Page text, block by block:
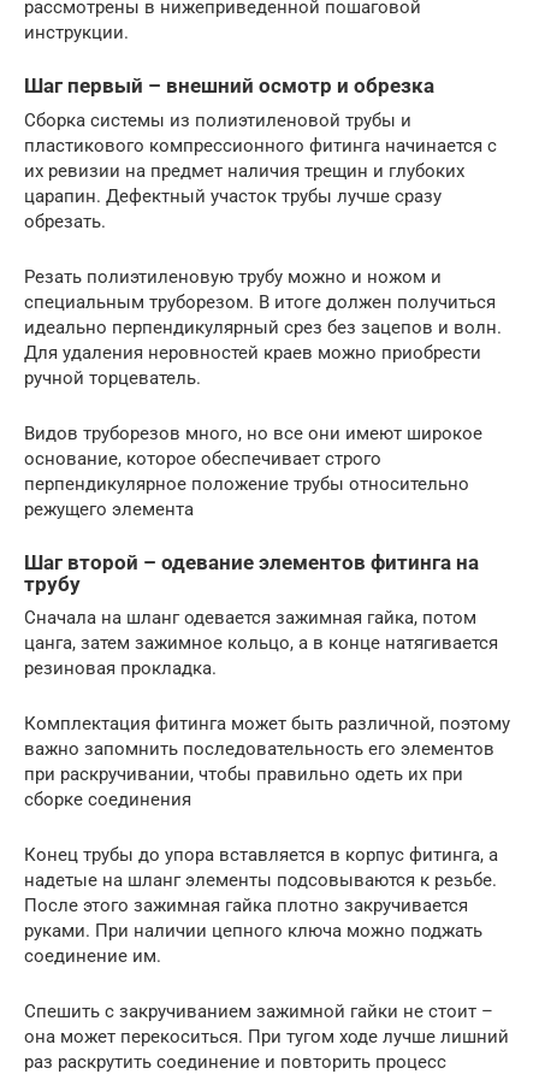
рассмотрены в нижеприведенной пошаговой
инструкции.
Шаг первый – внешний осмотр и обрезка
Сборка системы из полиэтиленовой трубы и
пластикового компрессионного фитинга начинается с
их ревизии на предмет наличия трещин и глубоких
царапин. Дефектный участок трубы лучше сразу
обрезать.
Резать полиэтиленовую трубу можно и ножом и
специальным труборезом. В итоге должен получиться
идеально перпендикулярный срез без зацепов и волн.
Для удаления неровностей краев можно приобрести
ручной торцеватель.
Видов труборезов много, но все они имеют широкое
основание, которое обеспечивает строго
перпендикулярное положение трубы относительно
режущего элемента
Шаг второй – одевание элементов фитинга на
трубу
Сначала на шланг одевается зажимная гайка, потом
цанга, затем зажимное кольцо, а в конце натягивается
резиновая прокладка.
Комплектация фитинга может быть различной, поэтому
важно запомнить последовательность его элементов
при раскручивании, чтобы правильно одеть их при
сборке соединения
Конец трубы до упора вставляется в корпус фитинга, а
надетые на шланг элементы подсовываются к резьбе.
После этого зажимная гайка плотно закручивается
руками. При наличии цепного ключа можно поджать
соединение им.
Спешить с закручиванием зажимной гайки не стоит –
она может перекоситься. При тугом ходе лучше лишний
раз раскрутить соединение и повторить процесс